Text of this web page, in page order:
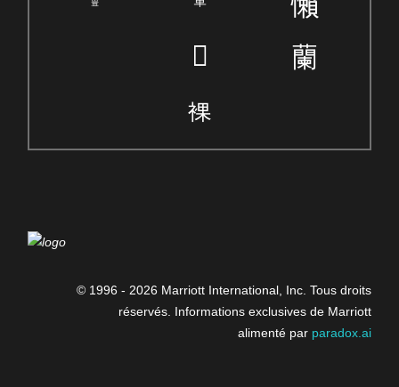
© 1996 - 2026 Marriott International, Inc. Tous droits
réservés. Informations exclusives de Marriott
alimenté par paradox.ai